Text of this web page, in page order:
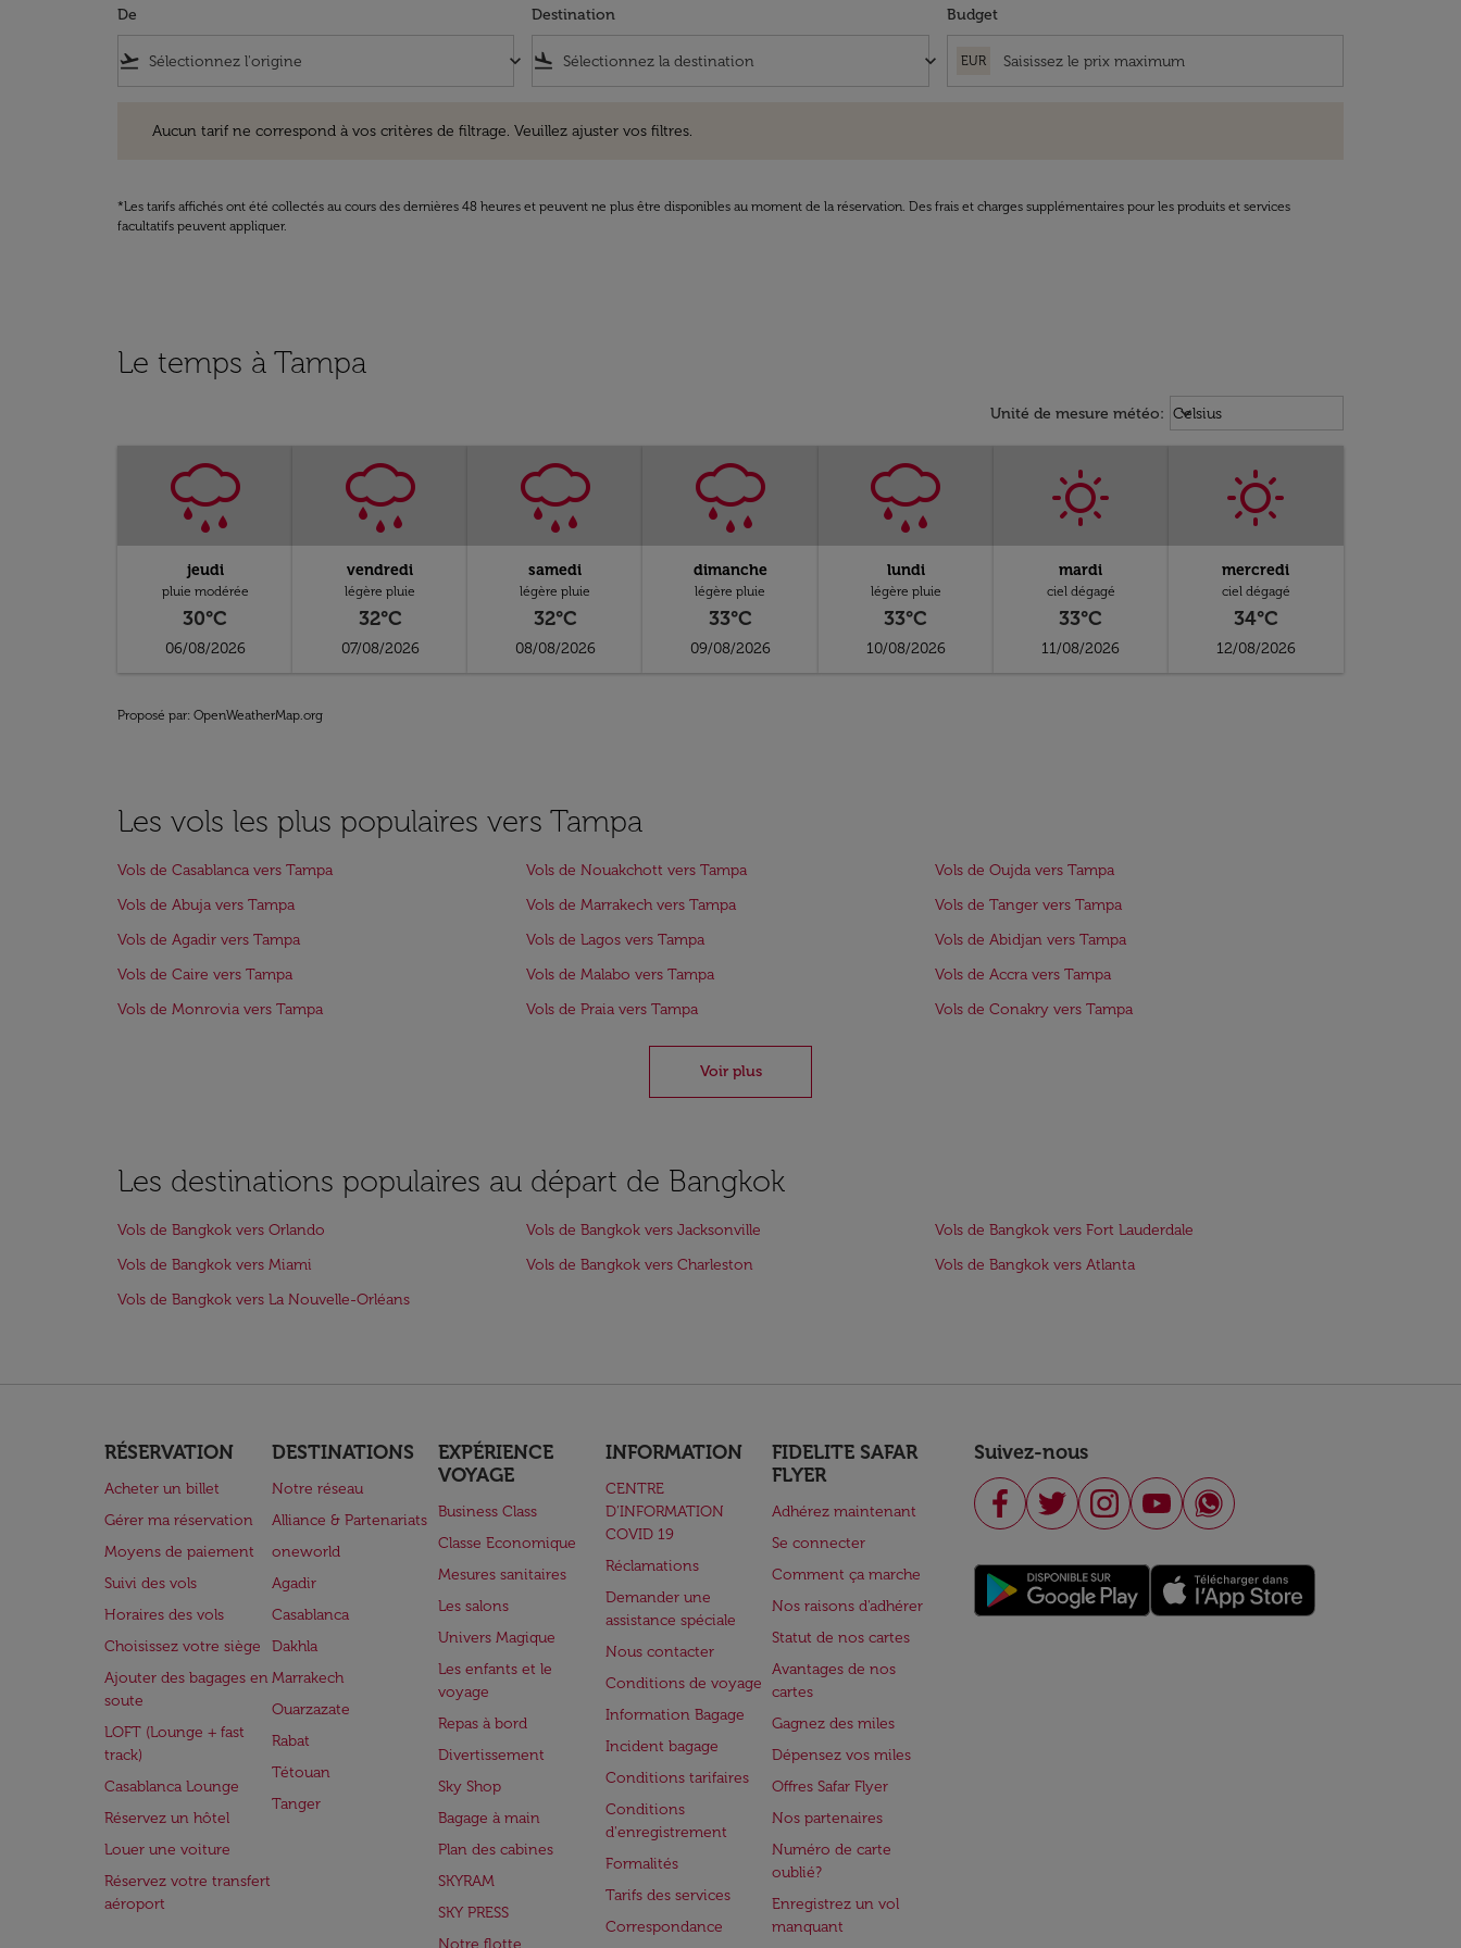
De
flight_takeoff keyboard_arrow_down
Destination
flight_land keyboard_arrow_down
Budget
EUR
Aucun tarif ne correspond à vos critères de filtrage. Veuillez ajuster vos filtres.
*Les tarifs affichés ont été collectés au cours des dernières 48 heures et peuvent ne plus être disponibles au moment de la réservation. Des frais et charges supplémentaires pour les produits et services
facultatifs peuvent appliquer.
Le temps à Tampa
Unité de mesure météo: Weather unit option Celsius
Celsius
keyboard_arrow_down
jeudi
pluie modérée
30°C
06/08/2026
vendredi
légère pluie
32°C
07/08/2026
samedi
légère pluie
32°C
08/08/2026
dimanche
légère pluie
33°C
09/08/2026
lundi
légère pluie
33°C
10/08/2026
mardi
ciel dégagé
33°C
11/08/2026
mercredi
ciel dégagé
34°C
12/08/2026
Proposé par: OpenWeatherMap.org
Les vols les plus populaires vers Tampa
Vols de Casablanca vers Tampa Vols de Nouakchott vers Tampa
Vols de Oujda vers Tampa
Vols de Abuja vers Tampa
Vols de Marrakech vers Tampa
Vols de Tanger vers Tampa
Vols de Agadir vers Tampa
Vols de Lagos vers Tampa
Vols de Abidjan vers Tampa
Vols de Caire vers Tampa
Vols de Malabo vers Tampa
Vols de Accra vers Tampa
Vols de Monrovia vers Tampa
Vols de Praia vers Tampa Vols de Conakry vers Tampa
Voir plus
Les destinations populaires au départ de Bangkok
Vols de Bangkok vers Orlando Vols de Bangkok vers Jacksonville
Vols de Bangkok vers Fort Lauderdale
Vols de Bangkok vers Miami
Vols de Bangkok vers Charleston
Vols de Bangkok vers Atlanta
Vols de Bangkok vers La Nouvelle-Orléans
RÉSERVATION
Acheter un billet
Gérer ma réservation
Moyens de paiement
Suivi des vols
Horaires des vols
Choisissez votre siège
Ajouter des bagages en
soute
LOFT (Lounge + fast
track)
Casablanca Lounge
Réservez un hôtel
Louer une voiture
Réservez votre transfert
aéroport
DESTINATIONS
Notre réseau
Alliance & Partenariats
oneworld
Agadir
Casablanca
Dakhla
Marrakech
Ouarzazate
Rabat
Tétouan
Tanger
EXPÉRIENCE
VOYAGE
Business Class
Classe Economique
Mesures sanitaires
Les salons
Univers Magique
Les enfants et le
voyage
Repas à bord
Divertissement
Sky Shop
Bagage à main
Plan des cabines
SKYRAM
SKY PRESS
Notre flotte
INFORMATION
CENTRE
D’INFORMATION
COVID 19
Réclamations
Demander une
assistance spéciale
Nous contacter
Conditions de voyage
Information Bagage
Incident bagage
Conditions tarifaires
Conditions
d'enregistrement
Formalités
Tarifs des services
Correspondance
FIDELITE SAFAR
FLYER
Adhérez maintenant
Se connecter
Comment ça marche
Nos raisons d'adhérer
Statut de nos cartes
Avantages de nos
cartes
Gagnez des miles
Dépensez vos miles
Offres Safar Flyer
Nos partenaires
Numéro de carte
oublié?
Enregistrez un vol
manquant
Suivez-nous